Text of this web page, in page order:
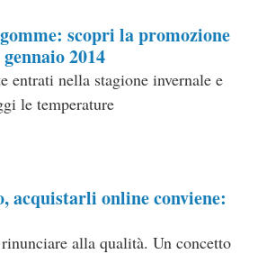
scopri la promozione
2014
entrati nella stagione invernale e
le temperature
acquistarli online conviene:
alla qualità. Un concetto